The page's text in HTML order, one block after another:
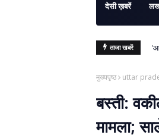
देसी ख़बरें
ताजा खबरें
मुख्यपृष्ठ uttar
बस्ती:
मामला;